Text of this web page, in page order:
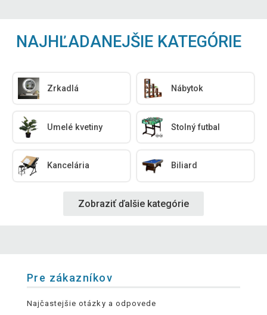
NAJHĽADANEJŠIE KATEGÓRIE
Zrkadlá Nábytok
Umelé kvetiny Stolný futbal
Kancelária Biliard
Zobraziť ďalšie kategórie
Pre zákazníkov
Najčastejšie otázky a odpovede